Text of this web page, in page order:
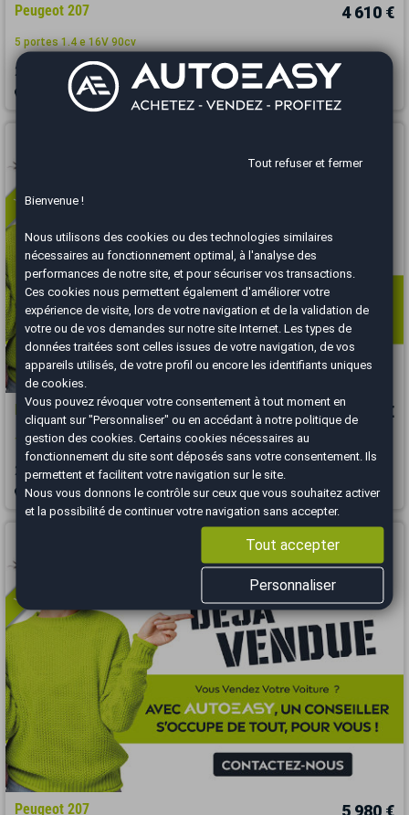
Peugeot 207 4 610 €
5 portes 1.4 e 16V 90cv
2006 121217 km ESSENCE Manuelle
Dijon - 21000
Vous arrivez trop tard
Peugeot 207 5 490 €
1.4 HDI 68Ch Trendy
2007 179033 km DIESEL Manuelle
Voiron - 38690
Vous arrivez trop tard
Peugeot 207
Tout refuser et fermer
Bienvenue !
Nous utilisons des cookies ou des technologies similaires
nécessaires au fonctionnement optimal, à l'analyse des
performances de notre site, et pour sécuriser vos transactions.
Ces cookies nous permettent également d'améliorer votre
expérience de visite, lors de votre navigation et de la validation de
votre ou de vos demandes sur notre site Internet. Les types de
données traitées sont celles issues de votre navigation, de vos
appareils utilisés, de votre profil ou encore les identifiants uniques
de cookies.
Vous pouvez révoquer votre consentement à tout moment en
cliquant sur "Personnaliser" ou en accédant à notrepolitique de
gestion des cookies . Certains cookies nécessaires au
fonctionnement du site sont déposés sans votre consentement. Ils
permettent et facilitent votre navigation sur le site.
Nous vous donnons le contrôle sur ceux que vous souhaitez activer
et la possibilité de continuer votre navigation sans accepter.
Tout accepter
Personnaliser